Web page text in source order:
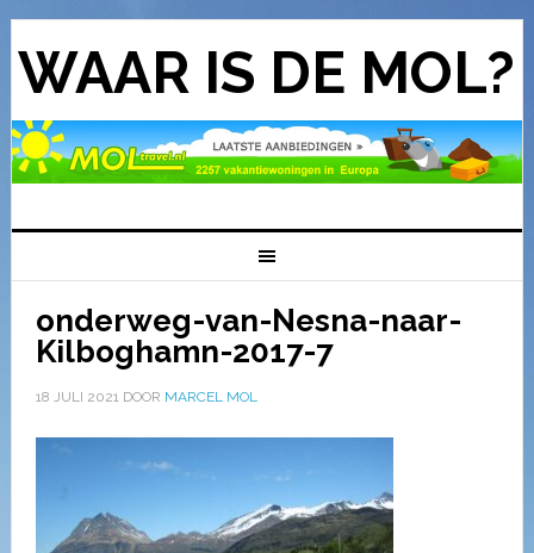
WAAR IS DE MOL?
onderweg-van-Nesna-naar-
Kilboghamn-2017-7
18 JULI 2021DOOR MARCEL MOL